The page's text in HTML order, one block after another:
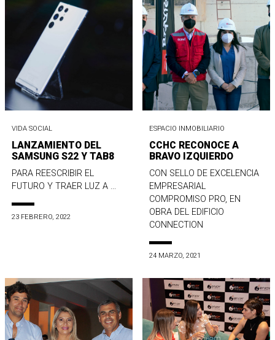
VIDA SOCIAL
LANZAMIENTO DEL
SAMSUNG S22 Y TAB8
PARA REESCRIBIR EL
FUTURO Y TRAER LUZ A ...
23 FEBRERO, 2022
ESPACIO INMOBILIARIO
CCHC RECONOCE A
BRAVO IZQUIERDO
CON SELLO DE EXCELENCIA
EMPRESARIAL
COMPROMISO PRO, EN
OBRA DEL EDIFICIO
CONNECTION
24 MARZO, 2021